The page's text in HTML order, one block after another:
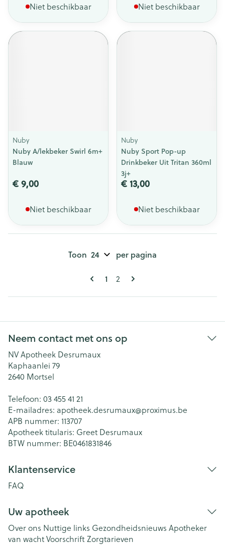
Niet beschikbaar Niet beschikbaar
Nuby
Nuby A/lekbeker Swirl 6m+
Blauw
€ 9,00
Niet beschikbaar
Nuby
Nuby Sport Pop-up
Drinkbeker Uit Tritan 360ml
3j+
€ 13,00
Niet beschikbaar
Pagina's
U lees momenteel pagina
1 Pagina
2
Toon per pagina
Neem contact met ons op
NV Apotheek Desrumaux
Kaphaanlei 79
2640 Mortsel
Telefoon: 03 455 41 21
E-mailadres: apotheek.desrumaux@proximus.be
APB nummer: 113707
Apotheek titularis: Greet Desrumaux
BTW nummer: BE0461831846
Klantenservice
FAQ
Uw apotheek
Over ons Nuttige links Gezondheidsnieuws Apotheker
van wachtVoorschriftZorgtarieven